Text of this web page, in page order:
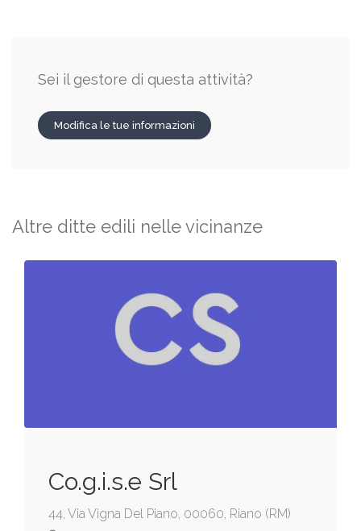
Sei il gestore di questa attività?
Modifica le tue informazioni
Altre ditte edili nelle vicinanze
Co.g.i.s.e Srl
44, Via Vigna Del Piano, 00060, Riano (RM)